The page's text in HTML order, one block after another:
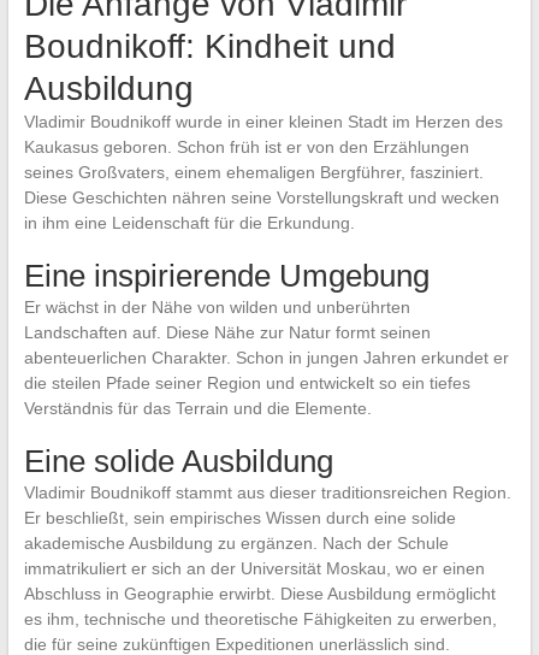
Boudnikoff: Kindheit und
Ausbildung
Vladimir Boudnikoff wurde in einer kleinen Stadt im Herzen des
Kaukasus geboren. Schon früh ist er von den Erzählungen
seines Großvaters, einem ehemaligen Bergführer, fasziniert.
Diese Geschichten nähren seine Vorstellungskraft und wecken
in ihm eine Leidenschaft für die Erkundung.
Eine inspirierende Umgebung
Er wächst in der Nähe von wilden und unberührten
Landschaften auf. Diese Nähe zur Natur formt seinen
abenteuerlichen Charakter. Schon in jungen Jahren erkundet er
die steilen Pfade seiner Region und entwickelt so ein tiefes
Verständnis für das Terrain und die Elemente.
Eine solide Ausbildung
Vladimir Boudnikoff stammt aus dieser traditionsreichen Region.
Er beschließt, sein empirisches Wissen durch eine solide
akademische Ausbildung zu ergänzen. Nach der Schule
immatrikuliert er sich an der Universität Moskau, wo er einen
Abschluss in Geographie erwirbt. Diese Ausbildung ermöglicht
es ihm, technische und theoretische Fähigkeiten zu erwerben,
die für seine zukünftigen Expeditionen unerlässlich sind.